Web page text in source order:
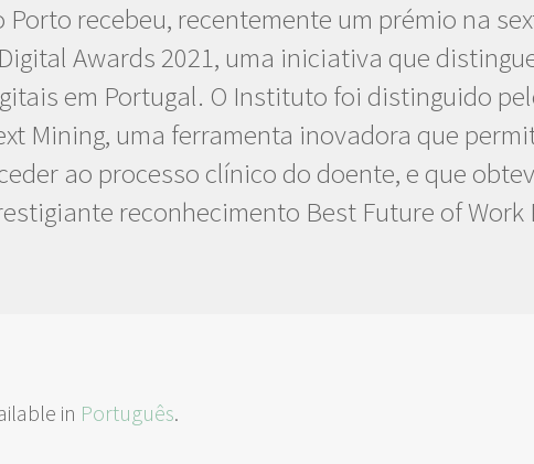
Porto recebeu, recentemente um prémio na
Awards 2021, uma iniciativa que
em Portugal. O Instituto foi distinguido
Mining, uma ferramenta inovadora que
ao processo clínico do doente, e que
reconhecimento Best Future of Work
in Português.